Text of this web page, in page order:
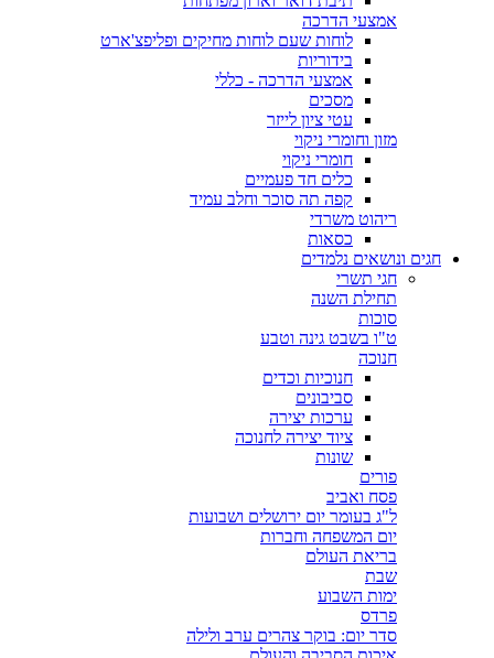
אמצעי הדרכה
לוחות שעם לוחות מחיקים ופליפצ'ארט
בידוריות
אמצעי הדרכה - כללי
מסכים
עטי ציון לייזר
מזון וחומרי ניקוי
חומרי ניקוי
כלים חד פעמיים
קפה תה סוכר וחלב עמיד
ריהוט משרדי
כסאות
חגים ונושאים נלמדים
חגי תשרי
תחילת השנה
סוכות
ט"ו בשבט גינה וטבע
חנוכה
חנוכיות וכדים
סביבונים
ערכות יצירה
ציוד יצירה לחנוכה
שונות
פורים
פסח ואביב
ל"ג בעומר יום ירושלים ושבועות
יום המשפחה וחברות
בריאת העולם
שבת
ימות השבוע
פרדס
סדר יום: בוקר צהרים ערב ולילה